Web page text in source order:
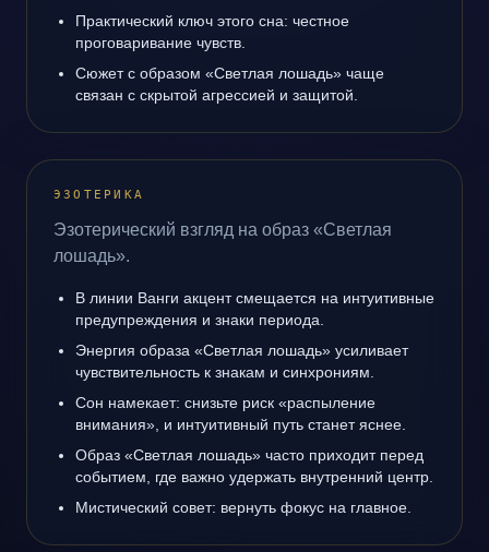
Практический ключ этого сна: честное
проговаривание чувств.
Сюжет с образом «Светлая лошадь» чаще
связан с скрытой агрессией и защитой.
ЭЗОТЕРИКА
Эзотерический взгляд на образ «Светлая
лошадь».
В линии Ванги акцент смещается на интуитивные
предупреждения и знаки периода.
Энергия образа «Светлая лошадь» усиливает
чувствительность к знакам и синхрониям.
Сон намекает: снизьте риск «распыление
внимания», и интуитивный путь станет яснее.
Образ «Светлая лошадь» часто приходит перед
событием, где важно удержать внутренний центр.
Мистический совет: вернуть фокус на главное.